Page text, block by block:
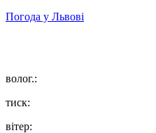
Погода у Львові
волог.:
тиск:
вітер: